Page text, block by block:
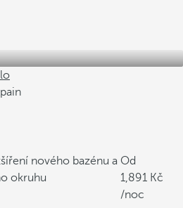
nového bazénu a
okruhu
Od
1,891
/noc